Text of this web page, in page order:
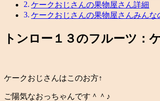
ケークおじさんの果物屋さん詳細
ケークおじさんの果物屋さんみんな
トンロー１３のフルーツ：
ケークおじさんはこのお方↑
ご陽気なおっちゃんです＾＾♪